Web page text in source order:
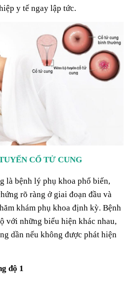
y tế ngay lập tức.
CỔ TỬ CUNG
là bệnh lý phụ khoa phổ biến,
rõ ràng ở giai đoạn đầu và
khám phụ khoa định kỳ. Bệnh
với những biểu hiện khác nhau,
dần nếu không được phát hiện
độ 1